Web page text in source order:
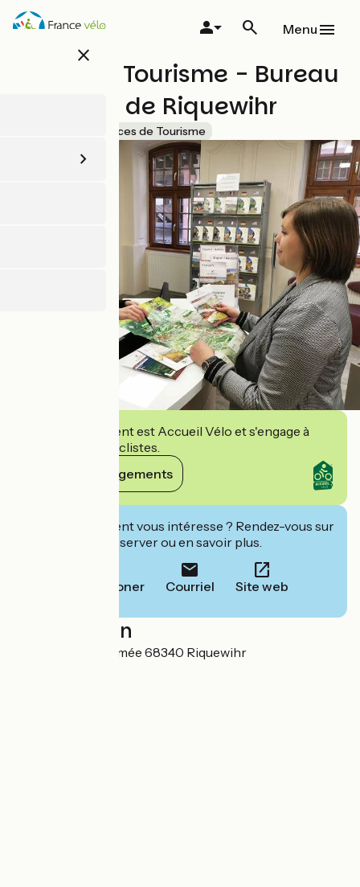
Aller
au
close
Menu
Office de Tourisme - Bureau
d'accueil de Riquewihr
Offices de Tourisme
Cet établissement est Accueil Vélo et s'engage à
accueillir des cyclistes.
Voir ses engagements
Cet établissement vous intéresse ? Rendez-vous sur
leur site pour réserver ou en savoir plus.
Téléphoner Courriel Site web
Localisation
2 rue de la 1ère Armée 68340 Riquewihr